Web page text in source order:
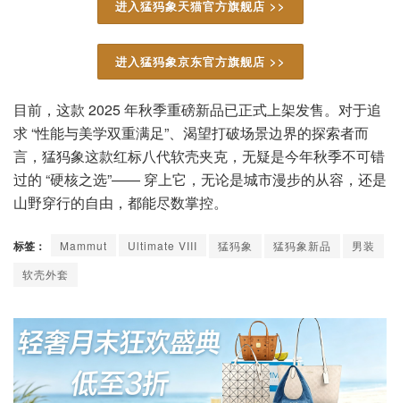
进入猛犸象天猫官方旗舰店 >>
进入猛犸象京东官方旗舰店 >>
目前，这款 2025 年秋季重磅新品已正式上架发售。对于追
求 “性能与美学双重满足”、渴望打破场景边界的探索者而
言，猛犸象这款红标八代软壳夹克，无疑是今年秋季不可错
过的 “硬核之选”—— 穿上它，无论是城市漫步的从容，还是
山野穿行的自由，都能尽数掌控。
标签： Mammut Ultimate VIII 猛犸象 猛犸象新品
男装
软壳外套